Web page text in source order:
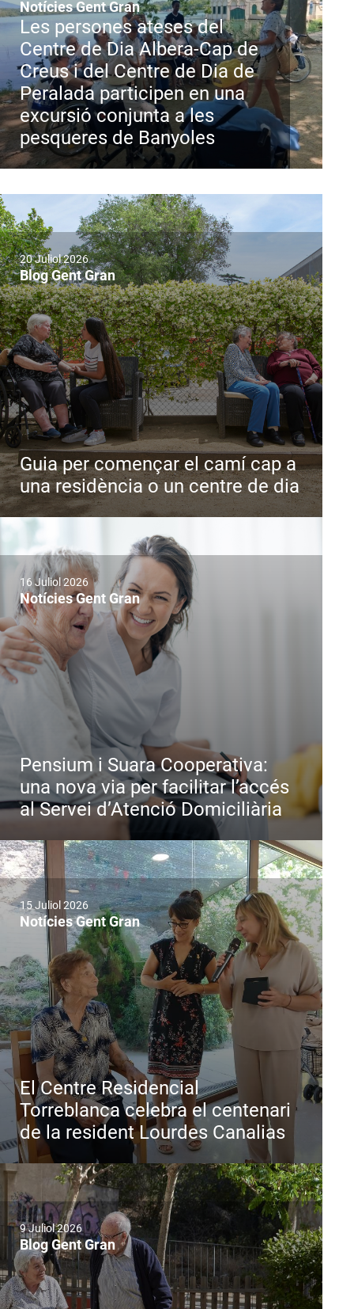
Notícies Gent Gran
Les persones ateses del
Centre de Dia Albera-Cap de
Creus i del Centre de Dia de
Peralada participen en una
excursió conjunta a les
pesqueres de Banyoles
20 Juliol 2026
Blog Gent Gran
Guia per començar el camí cap a
una residència o un centre de dia
16 Juliol 2026
Notícies Gent Gran
Pensium i Suara Cooperativa:
una nova via per facilitar l’accés
al Servei d’Atenció Domiciliària
15 Juliol 2026
Notícies Gent Gran
El Centre Residencial
Torreblanca celebra el centenari
de la resident Lourdes Canalias
9 Juliol 2026
Blog Gent Gran